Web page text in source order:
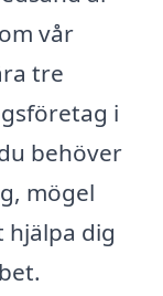
vår
tre
i
behöver
mögel
hjälpa dig